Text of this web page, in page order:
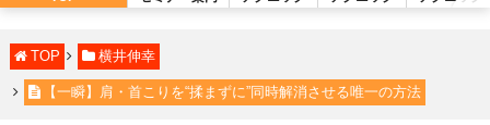
TOP 横井伸幸
【一瞬】肩・首こりを“揉まずに”同時解消させる唯一の方法